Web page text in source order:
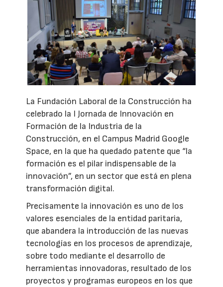
La Fundación Laboral de la Construcción ha
celebrado la I Jornada de Innovación en
Formación de la Industria de la
Construcción, en el Campus Madrid Google
Space, en la que ha quedado patente que “la
formación es el pilar indispensable de la
innovación”, en un sector que está en plena
transformación digital.
Precisamente la innovación es uno de los
valores esenciales de la entidad paritaria,
que abandera la introducción de las nuevas
tecnologías en los procesos de aprendizaje,
sobre todo mediante el desarrollo de
herramientas innovadoras, resultado de los
proyectos y programas europeos en los que